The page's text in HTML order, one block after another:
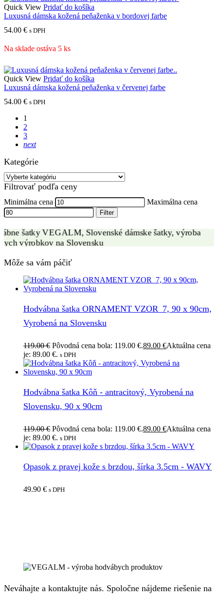
Quick View Pridať do košíka
Luxusná dámska kožená peňaženka v bordovej farbe
54.00 € s DPH
Na sklade ostáva 5 ks
Quick View Pridať do košíka
Luxusná dámska kožená peňaženka v červenej farbe
54.00 € s DPH
1
2
3
next
Kategórie
Filtrovať podľa ceny
Minimálna cena Maximálna cena
Filter
VÝROBA HODVÁBNYCH ŠATIEK
ZÁKAZKOVÁ VÝROBA
Môže sa vám páčiť
Hodvábna šatka ORNAMENT VZOR_7, 90 x 90cm,
Vyrobená na Slovensku
119.00€ Pôvodná cena bola: 119.00 €.89.00 €Aktuálna cena
je: 89.00 €. s DPH
Hodvábna šatka Kôň - antracitový, Vyrobená na
Slovensku, 90 x 90cm
119.00€ Pôvodná cena bola: 119.00 €.89.00 €Aktuálna cena
je: 89.00 €. s DPH
Opasok z pravej kože s brzdou, šírka 3.5cm - WAVY
49.90 € s DPH
Neváhajte a kontaktujte nás. Spoločne nájdeme riešenie na